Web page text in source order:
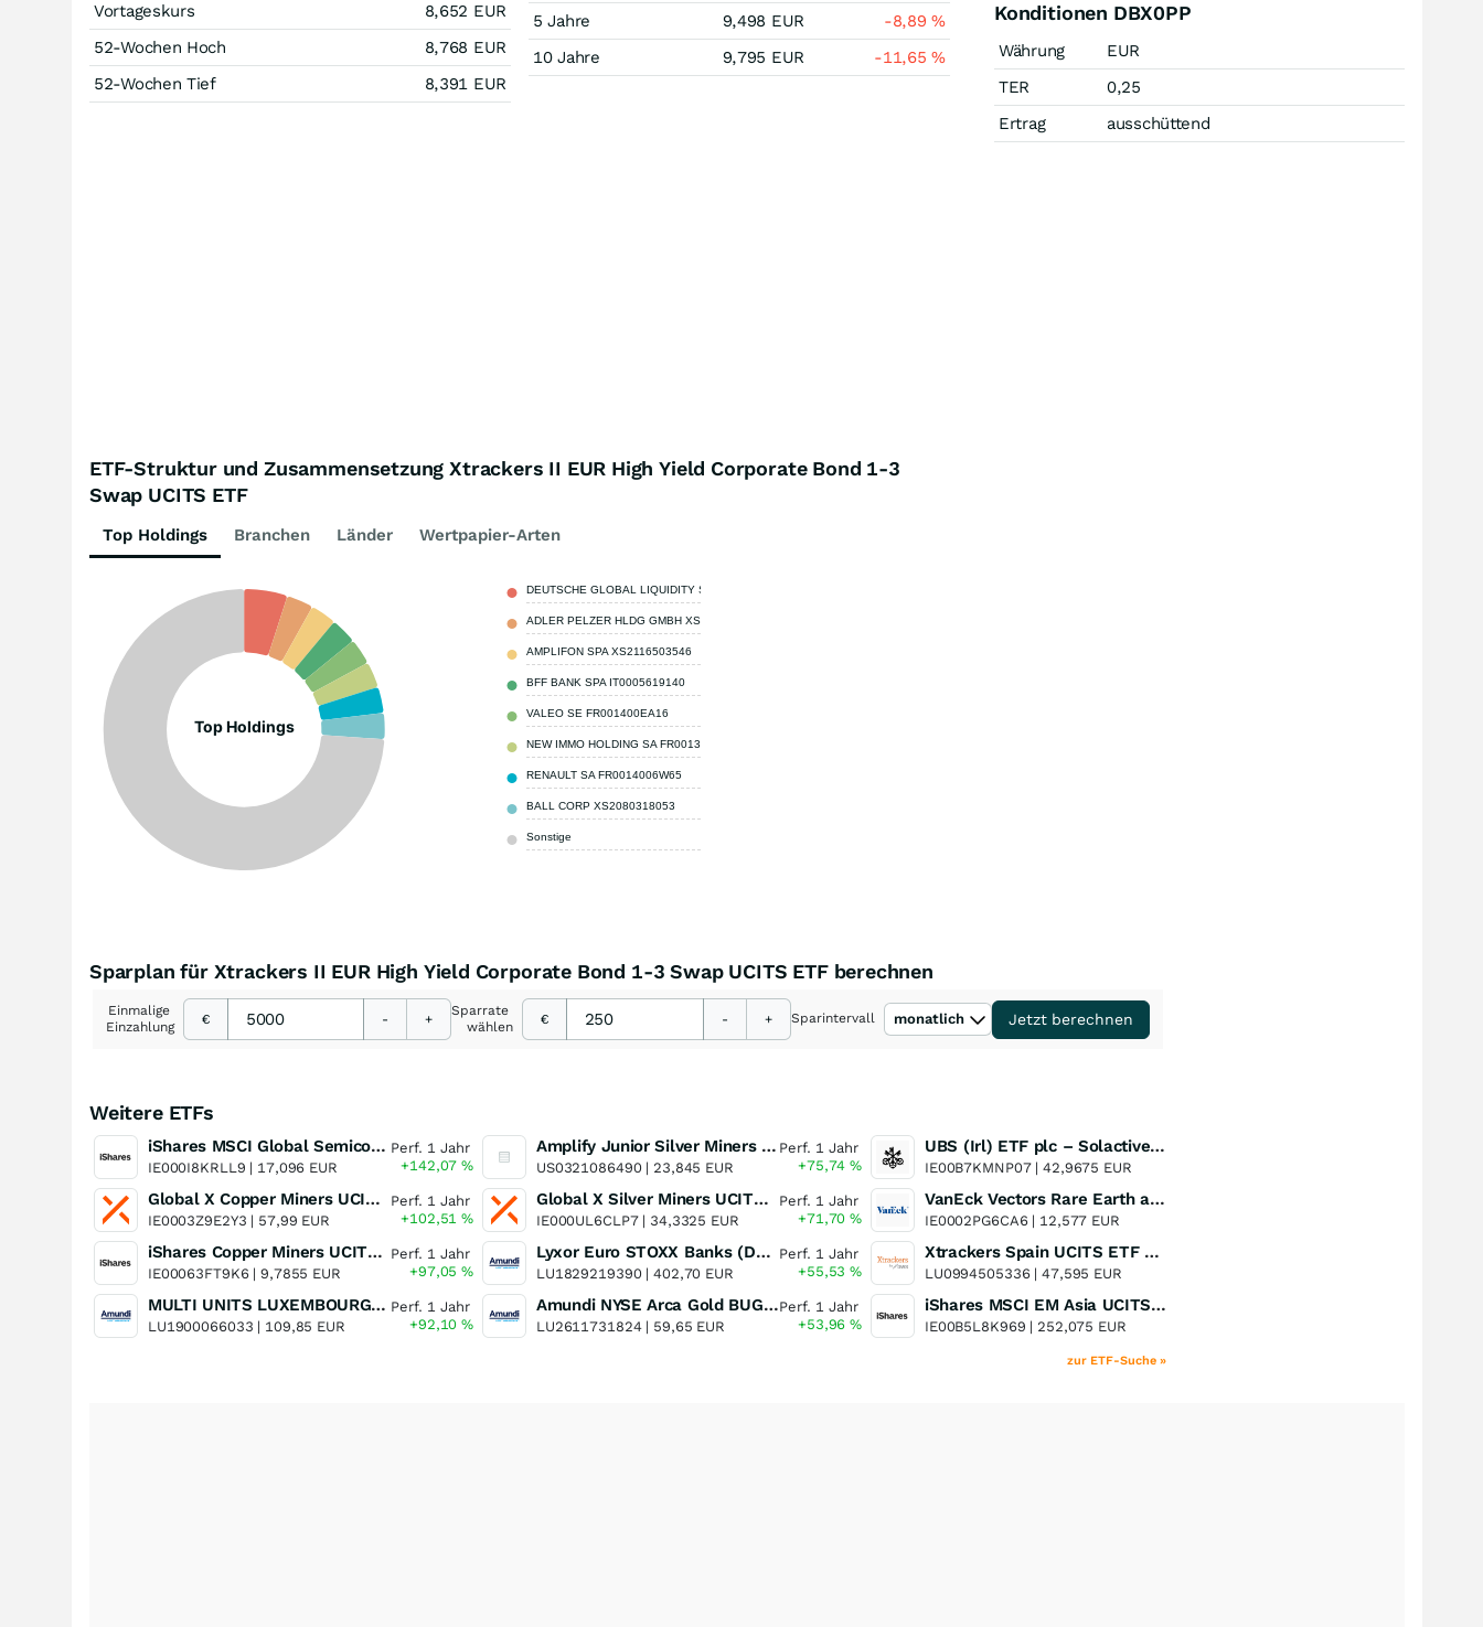
Vortageskurs
8,652 EUR
52-Wochen Hoch
8,768 EUR
52-Wochen Tief
8,391 EUR
5 Jahre
9,498 EUR -8,89%
10 Jahre
9,795 EUR -11,65%
ETF-Struktur und Zusammensetzung Xtrackers II EUR High Yield Corporate Bond 1-3
Swap UCITS ETF
Top Holdings Branchen Länder Wertpapier-Arten
Top Holdings
DEUTSCHE GLOBAL LIQUIDITY SERI
ADLER PELZER HLDG GMBH XS2623604233
AMPLIFON SPA XS2116503546
BFF BANK SPA IT0005619140
VALEO SE FR001400EA16
NEW IMMO HOLDING SA FR0013524865
RENAULT SA FR0014006W65
BALL CORP XS2080318053
Sonstige
Konditionen DBX0PP
Währung
EUR
TER
0,25
Ertrag
ausschüttend
Sparplan für Xtrackers II EUR High Yield Corporate Bond 1-3 Swap UCITS ETF berechnen
Einmalige
Einzahlung
€ - +
Sparrate
wählen
€ - + Sparintervall monatlich Jetzt berechnen
Weitere ETFs
iShares MSCI Global Semiconductors UCITS ETF USD (Acc)
IE000I8KRLL9 | 17,096 EUR
Perf. 1 Jahr
+142,07%
Global X Copper Miners UCITS ETF USD Acc
IE0003Z9E2Y3 | 57,99 EUR
Perf. 1 Jahr
+102,51%
iShares Copper Miners UCITS ETF
IE00063FT9K6 |9,7855 EUR
Perf. 1 Jahr
+97,05%
MULTI UNITS LUXEMBOURG - Lyxor MSCI Semiconductors ESG Filtered
LU1900066033 | 109,85 EUR
Perf. 1 Jahr
+92,10%
Amplify Junior Silver Miners ETF Junior Silver Miners ETF
US0321086490 | 23,845 EUR
Perf. 1 Jahr
+75,74%
Global X Silver Miners UCITS ETF
IE000UL6CLP7 | 34,3325 EUR
Perf. 1 Jahr
+71,70%
Lyxor Euro STOXX Banks (DR) UCITS ETF- Acc
LU1829219390 |402,70 EUR
Perf. 1 Jahr
+55,53%
Amundi NYSE Arca Gold BUGS UCITS ETF Dist
LU2611731824 | 59,65 EUR
Perf. 1 Jahr
+53,96%
UBS (Irl) ETF plc – Solactive Global Pure Gold Miners UCITS ETF - A Dis USD o.N.
IE00B7KMNP07 |42,9675 EUR
VanEck Vectors Rare Earth and Strategic Metals UCITS ETF
IE0002PG6CA6 | 12,577 EUR
Xtrackers Spain UCITS ETF Distribution
LU0994505336 |47,595 EUR
iShares MSCI EM Asia UCITS ETF
IE00B5L8K969 | 252,075 EUR
zur ETF-Suche »